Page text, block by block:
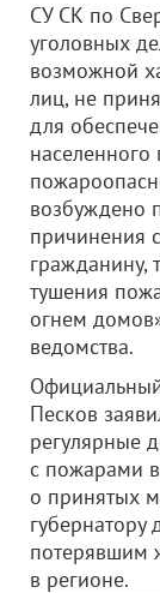
СУ СК по
уголовных
возможной
лиц, не
для
населенного
возбуждено
причинения
гражданину,
тушения
огнем
ведомства.
Песков
регулярные
с пожарами
о принятых
потерявшим
в регионе.